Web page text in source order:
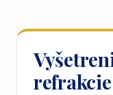
refrakcie